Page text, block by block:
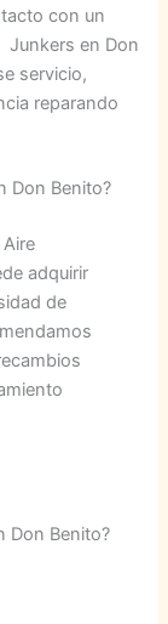
con un
Junkers en Don
servicio,
reparando
Don Benito?
adquirir
de
Don Benito?